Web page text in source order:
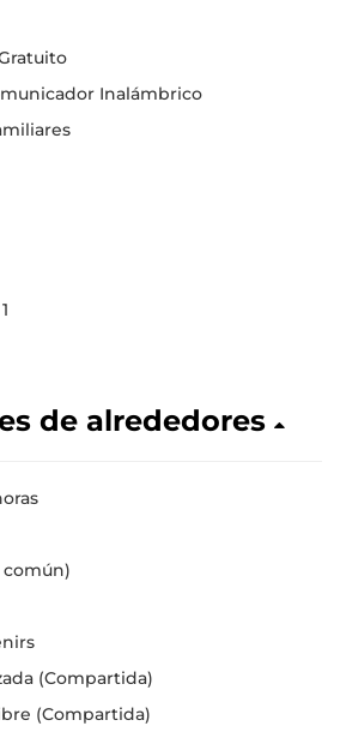
Inalámbrico
de alrededores
común)
(Compartida)
(Compartida)